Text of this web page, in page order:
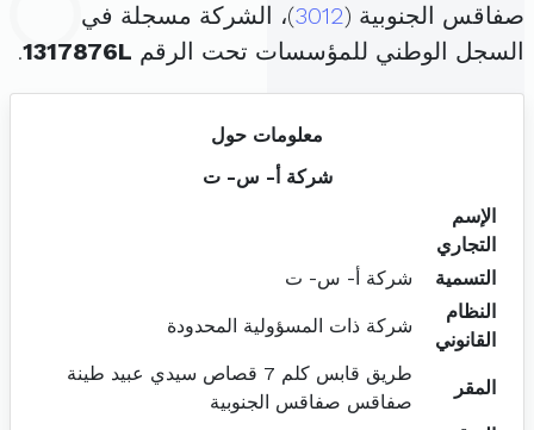
صفاقس الجنوبية (3012)، الشركة مسجلة في
السجل الوطني للمؤسسات تحت الرقم 1317876L
.
معلومات حول
شركة أ- س- ت
الإسم
التجاري
التسمية
شركة أ- س- ت
النظام
القانوني
شركة ذات المسؤولية المحدودة
المقر
طريق قابس كلم 7 قصاص سيدي عبيد طينة
صفاقس صفاقس الجنوبية